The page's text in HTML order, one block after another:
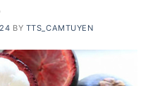
BY TTS_CAMTUYEN